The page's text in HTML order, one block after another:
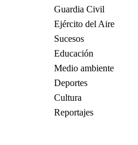
Guardia Civil
Ejército del Aire
Sucesos
Educación
Medio ambiente
Deportes
Cultura
Reportajes